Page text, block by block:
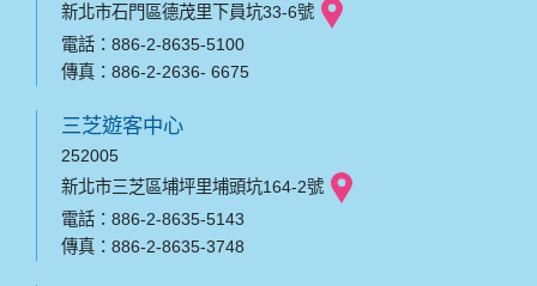
新北市石門區德茂里下員坑33-6號
電話：886-2-8635-5100
傳真：886-2-2636- 6675
三芝遊客中心
252005
新北市三芝區埔坪里埔頭坑164-2號
電話：886-2-8635-5143
傳真：886-2-8635-3748